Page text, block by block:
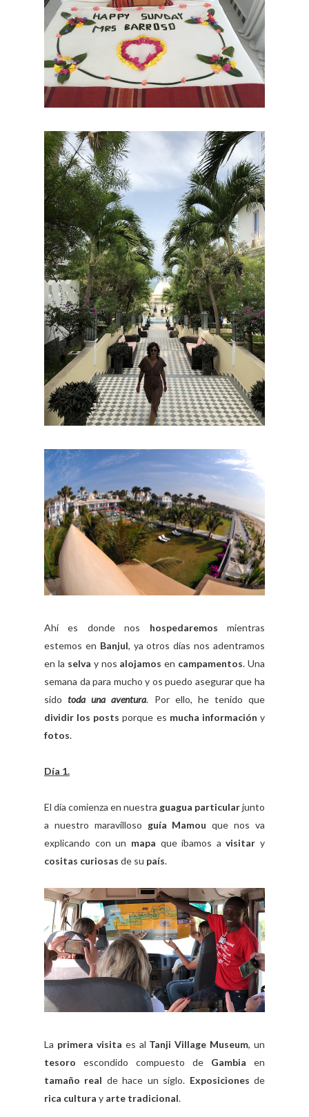
Ahí es donde nos hospedaremosmientras
estemos en Banjul, ya otros días nos adentramos
en la selva y nos alojamos en campamentos. Una
semana da para mucho y os puedo asegurar que ha
sidotoda una aventura. Por ello, he tenido que
dividir los posts porque es mucha información y
fotos.
Día 1.
El día comienza en nuestra guagua particularjunto
a nuestro maravilloso guía Mamou que nos va
explicando con un mapa que íbamos a visitar y
cositas curiosas de su país.
La primera visita es al Tanji Village Museum, un
tesoro escondido compuesto de Gambia en
tamaño real de hace un siglo. Exposiciones de
rica cultura y arte tradicional.